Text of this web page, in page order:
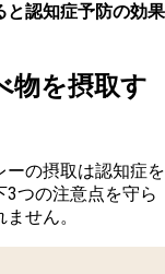
と認知症予防の効果
物を摂取す
の摂取は認知症を
つの注意点を守ら
せん。